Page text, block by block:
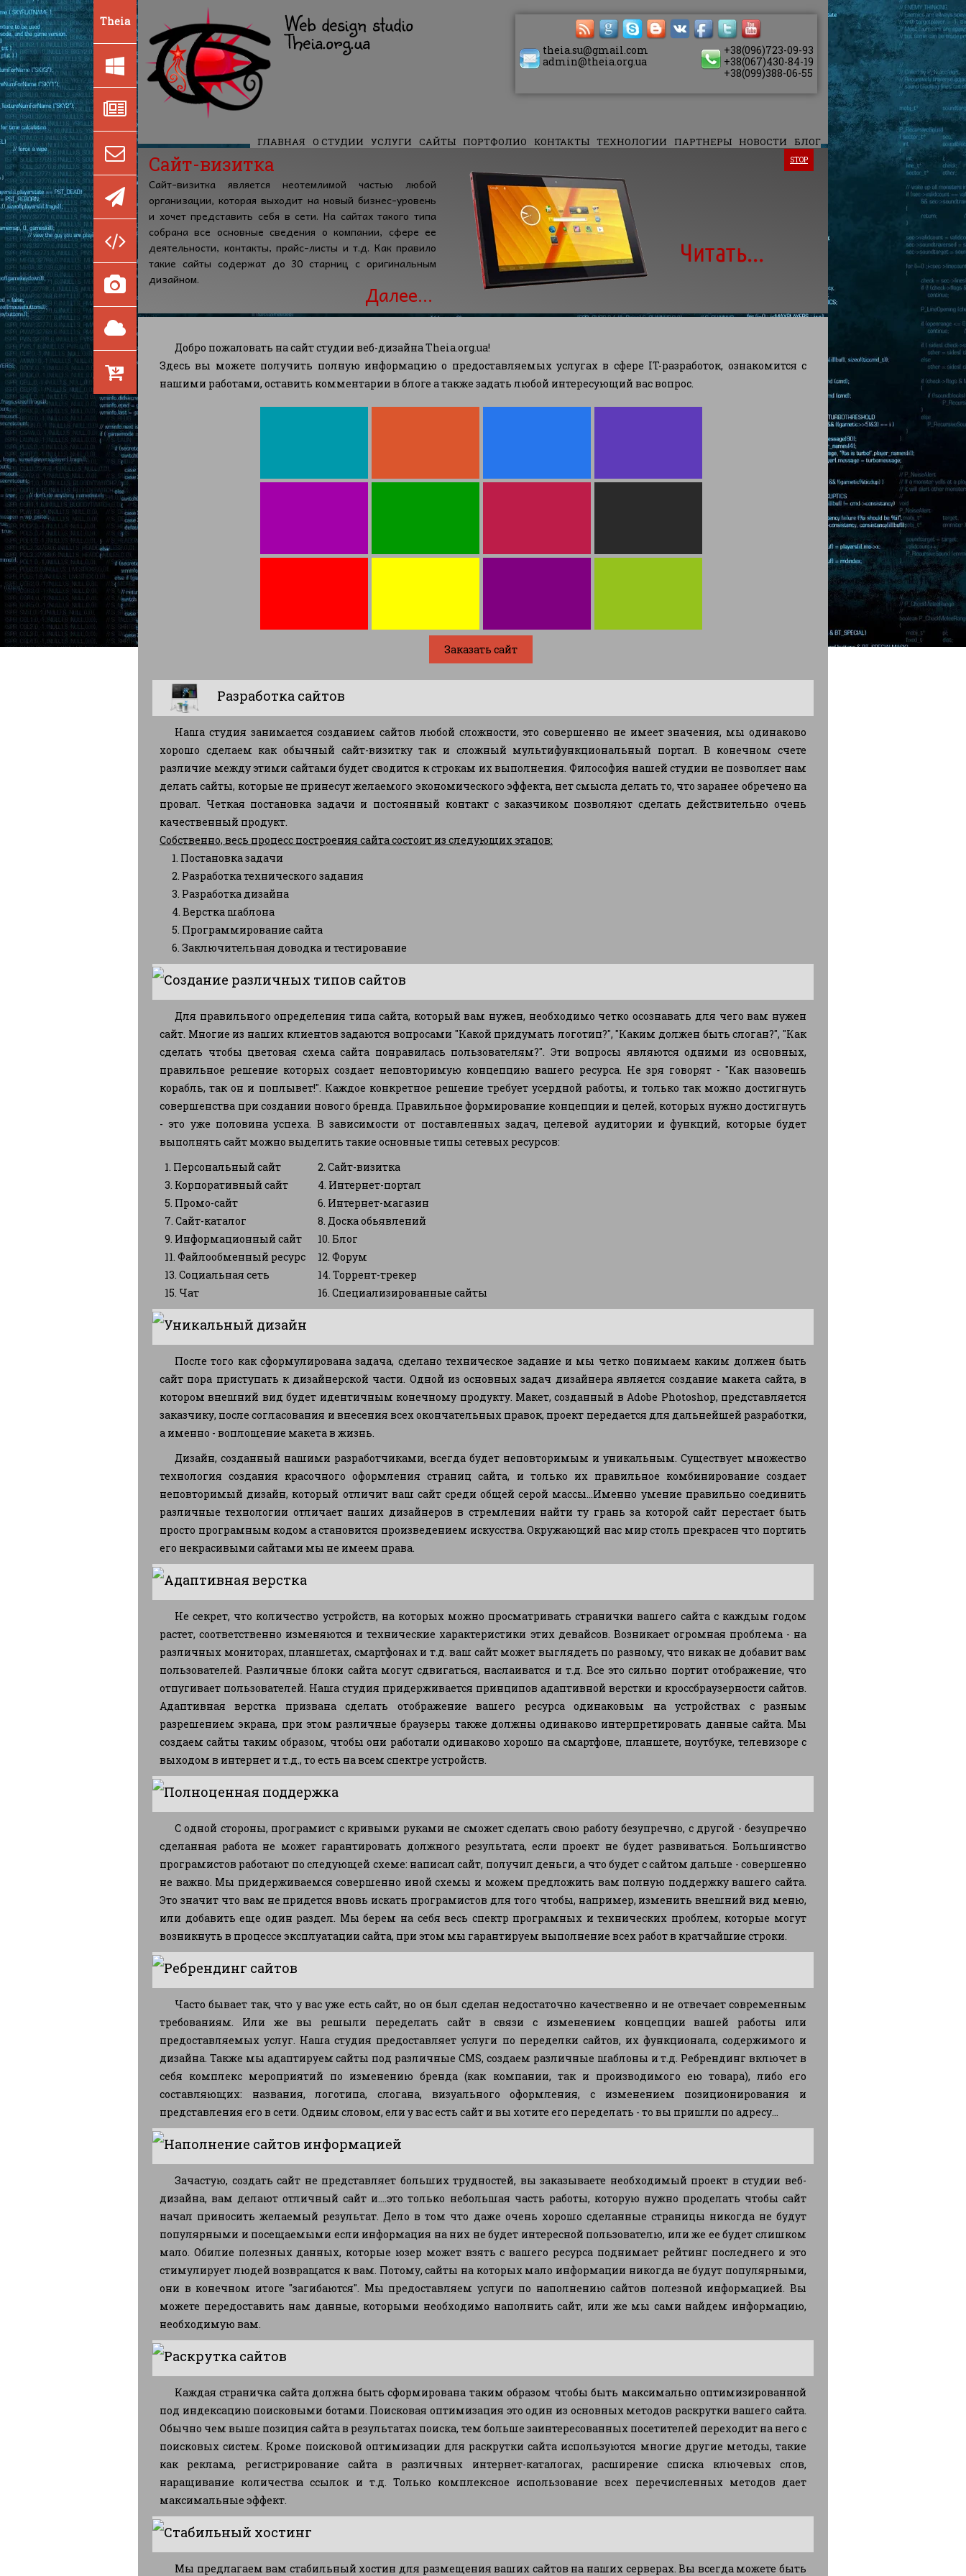
Theia Web design studio
Theia.org.ua
+38(096)723-09-93
+38(067)430-84-19
+38(099)388-06-55
theia.su@gmail.com
admin@theia.org.ua
ГЛАВНАЯ О СТУДИИ УСЛУГИ САЙТЫ ПОРТФОЛИО КОНТАКТЫ ТЕХНОЛОГИИ ПАРТНЕРЫ НОВОСТИ БЛОГ
Для разработчиков
Сайт-визитка
Сайт-визитка является неотемлимой частью любой
организации, которая выходит на новый бизнес-уровень
и хочет представить себя в сети. На сайтах такого типа
собрана все основные сведения о компании, сфере ее
деятельности, контакты, прайс-листы и т.д. Как правило
такие сайты содержат до 30 старниц с оригинальным
дизайном.
Далее...
Корпоративный
функциональным по
типы сайтов
требующих
таких как
пользователей,
с пользователями и
STOP
Добро пожаловать на сайт студии веб-дизайна Theia.org.ua!
Здесь вы можете получить полную информацию о предоставляемых услугах в сфере IT-разработок, ознакомится с
нашими работами, оставить комментарии в блоге а также задать любой интересующий вас вопрос.
Заказать сайт
Разработка сайтов
Наша студия занимается созданием сайтов любой сложности, это совершенно не имеет значения, мы одинаково
хорошо сделаем как обычный сайт-визитку так и сложный мультифункциональный портал. В конечном счете
различие между этими сайтами будет сводится к строкам их выполнения. Философия нашей студии не позволяет нам
делать сайты, которые не принесут желаемого экономического эффекта, нет смысла делать то, что заранее обречено на
провал. Четкая постановка задачи и постоянный контакт с заказчиком позволяют сделать действительно очень
качественный продукт.
Собственно, весь процесс построения сайта состоит из следующих этапов:
1. Постановка задачи
2. Разработка технического задания
3. Разработка дизайна
4. Верстка шаблона
5. Программирование сайта
6. Заключительная доводка и тестирование
Создание различных типов сайтов
Для правильного определения типа сайта, который вам нужен, необходимо четко осознавать для чего вам нужен
сайт. Многие из наших клиентов задаются вопросами "Какой придумать логотип?", "Каким должен быть слоган?", "Как
сделать чтобы цветовая схема сайта понравилась пользователям?". Эти вопросы являются одними из основных,
правильное решение которых создает неповторимую концепцию вашего ресурса. Не зря говорят - "Как назовешь
корабль, так он и поплывет!". Каждое конкретное решение требует усердной работы, и только так можно достигнуть
совершенства при создании нового бренда. Правильное формирование концепции и целей, которых нужно достигнуть
- это уже половина успеха. В зависимости от поставленных задач, целевой аудитории и функций, которые будет
выполнять сайт можно выделить такие основные типы сетевых ресурсов:
1. Персональный сайт
2. Сайт-визитка
3. Корпоративный сайт
4. Интернет-портал
5. Промо-сайт
6. Интернет-магазин
7. Сайт-каталог
8. Доска обьявлений
9. Информационный сайт
10. Блог
11. Файлообменный ресурс 12. Форум
13. Социальная сеть
14. Торрент-трекер
15. Чат
16. Специализированные сайты
Уникальный дизайн
После того как сформулирована задача, сделано техническое задание и мы четко понимаем каким должен быть
сайт пора приступать к дизайнерской части. Одной из основных задач дизайнера является создание макета сайта, в
котором внешний вид будет идентичным конечному продукту. Макет, созданный в Adobe Photoshop, представляется
заказчику, после согласования и внесения всех окончательных правок, проект передается для дальнейшей разработки,
а именно - воплощение макета в жизнь.
Дизайн, созданный нашими разработчиками, всегда будет неповторимым и уникальным. Существует множество
технология создания красочного оформления страниц сайта, и только их правильное комбинирование создает
неповторимый дизайн, который отличит ваш сайт среди общей серой массы...Именно умение правильно соединить
различные технологии отличает наших дизайнеров в стремлении найти ту грань за которой сайт перестает быть
просто програмным кодом а становится произведением искусства. Окружающий нас мир столь прекрасен что портить
его некрасивыми сайтами мы не имеем права.
Адаптивная верстка
Не секрет, что количество устройств, на которых можно просматривать странички вашего сайта с каждым годом
растет, соответственно изменяются и технические характеристики этих девайсов. Возникает огромная проблема - на
различных мониторах, планшетах, смартфонах и т.д. ваш сайт может выглядеть по разному, что никак не добавит вам
пользователей. Различные блоки сайта могут сдвигаться, наслаиватся и т.д. Все это сильно портит отображение, что
отпугивает пользователей. Наша студия придерживается принципов адаптивной верстки и кроссбраузерности сайтов.
Адаптивная верстка призвана сделать отображение вашего ресурса одинаковым на устройствах с разным
разрешением экрана, при этом различные браузеры также должны одинаково интерпретировать данные сайта. Мы
создаем сайты таким образом, чтобы они работали одинаково хорошо на смартфоне, планшете, ноутбуке, телевизоре с
выходом в интернет и т.д., то есть на всем спектре устройств.
Полноценная поддержка
С одной стороны, програмист с кривыми руками не сможет сделать свою работу безупречно, с другой - безупречно
сделанная работа не может гарантировать должного результата, если проект не будет развиваться. Большинство
програмистов работают по следующей схеме: написал сайт, получил деньги, а что будет с сайтом дальше - совершенно
не важно. Мы придерживаемся совершенно иной схемы и можем предложить вам полную поддержку вашего сайта.
Это значит что вам не придется вновь искать програмистов для того чтобы, например, изменить внешний вид меню,
или добавить еще один раздел. Мы берем на себя весь спектр програмных и технических проблем, которые могут
возникнуть в процессе эксплуатации сайта, при этом мы гарантируем выполнение всех работ в кратчайшие строки.
Ребрендинг сайтов
Часто бывает так, что у вас уже есть сайт, но он был сделан недостаточно качественно и не отвечает современным
требованиям. Или же вы решыли переделать сайт в связи с изменением концепции вашей работы или
предоставляемых услуг. Наша студия предоставляет услуги по переделки сайтов, их функционала, содержимого и
дизайна. Также мы адаптируем сайты под различные CMS, создаем различные шаблоны и т.д. Ребрендинг включет в
себя комплекс мероприятий по изменению бренда (как компании, так и производимого ею товара), либо его
составляющих: названия, логотипа, слогана, визуального оформления, с изменением позиционирования и
представления его в сети. Одним словом, ели у вас есть сайт и вы хотите его переделать - то вы пришли по адресу...
Наполнение сайтов информацией
Зачастую, создать сайт не представляет больших трудностей, вы заказываете необходимый проект в студии веб-
дизайна, вам делают отличный сайт и....это только небольшая часть работы, которую нужно проделать чтобы сайт
начал приносить желаемый результат. Дело в том что даже очень хорошо сделанные страницы никогда не будут
популярными и посещаемыми если информация на них не будет интересной пользователю, или же ее будет слишком
мало. Обилие полезных данных, которые юзер может взять с вашего ресурса поднимает рейтинг последнего и это
стимулирует людей возвращатся к вам. Потому, сайты на которых мало информации никогда не будут популярными,
они в конечном итоге "загибаются". Мы предоставляем услуги по наполнению сайтов полезной информацией. Вы
можете передоставить нам данные, которыми необходимо наполнить сайт, или же мы сами найдем информацию,
необходимую вам.
Раскрутка сайтов
Каждая страничка сайта должна быть сформирована таким образом чтобы быть максимально оптимизированной
под индексацию поисковыми ботами. Поисковая оптимизация это один из основных методов раскрутки вашего сайта.
Обычно чем выше позиция сайта в результатах поиска, тем больше заинтересованных посетителей переходит на него с
поисковых систем. Кроме поисковой оптимизации для раскрутки сайта используются многие другие методы, такие
как реклама, регистрирование сайта в различных интернет-каталогах, расширение списка ключевых слов,
наращивание количества ссылок и т.д. Только комплексное использование всех перечисленных методов дает
максимальные эффект.
Стабильный хостинг
Мы предлагаем вам стабильный хостин для размещения ваших сайтов на наших серверах. Вы всегда можете быть